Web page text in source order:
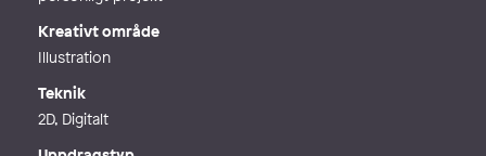
Kreativt område
Illustration
Teknik
2D, Digitalt